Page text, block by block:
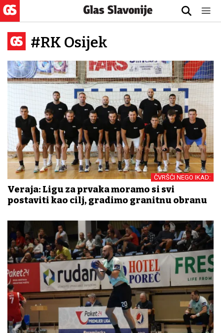
#RK Osijek
ČVRŠĆI NEGO IKAD:
Veraja: Ligu za prvaka moramo si svi
postaviti kao cilj, gradimo granitnu obranu